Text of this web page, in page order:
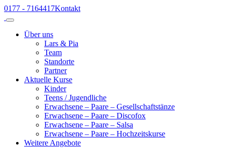
0177 - 7164417Kontakt
Über uns
Lars & Pia
Team
Standorte
Partner
Aktuelle Kurse
Kinder
Teens / Jugendliche
Erwachsene – Paare – Gesellschaftstänze
Erwachsene – Paare – Discofox
Erwachsene – Paare – Salsa
Erwachsene – Paare – Hochzeitskurse
Weitere Angebote